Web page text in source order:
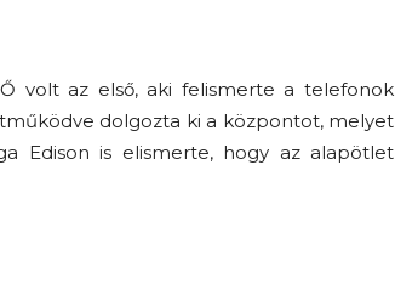
volt az első, aki felismerte a telefonok
dolgozta ki a központot, melyet
Edison is elismerte, hogy az alapötlet